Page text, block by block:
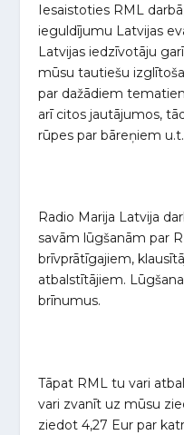
Iesaistoties RML
ieguldījumu Latvijas
Latvijas iedzīvotāju
mūsu tautiešu
par dažādiem
arī citos jautājumos,
rūpes par bāreņiem
Radio Marija Latvija
savām lūgšanām par
brīvprātīgajiem,
atbalstītājiem.
brīnumus.
Tāpat RML tu vari
vari zvanīt uz mūsu
ziedot 4,27 Eur par